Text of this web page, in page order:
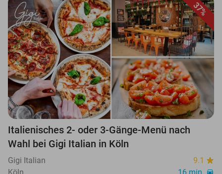
37%
Italienisches 2- oder 3-Gänge-Menü nach
Wahl bei Gigi Italian in Köln
Gigi Italian
9.1